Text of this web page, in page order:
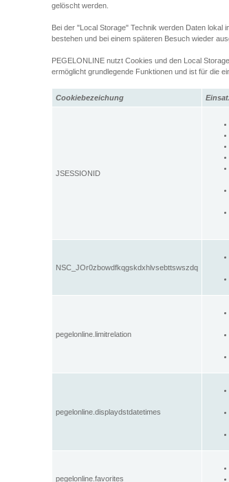
gelöscht werden.
Bei der "Local Storage" Technik werden Daten
bestehen und bei einem späteren Besuch wieder
PEGELONLINE nutzt Cookies und den Local
ermöglicht grundlegende Funktionen und ist für die
Cookiebezeichung
JSESSIONID
NSC_JOr0zbowdfkqgskdxhlvsebttswszdq
pegelonline.limitrelation
pegelonline.displaydstdatetimes
pegelonline.favorites